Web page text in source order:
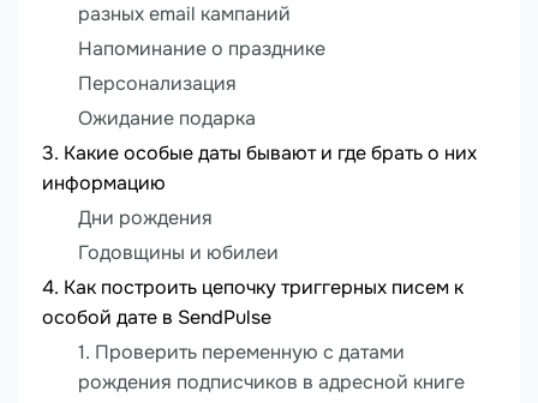
разных email кампаний
Напоминание о празднике
Персонализация
Ожидание подарка
Какие особые даты бывают и где брать о них
информацию
Дни рождения
Годовщины и юбилеи
Как построить цепочку триггерных писем к
особой дате в SendPulse
1. Проверить переменную с датами
рождения подписчиков в адресной книге